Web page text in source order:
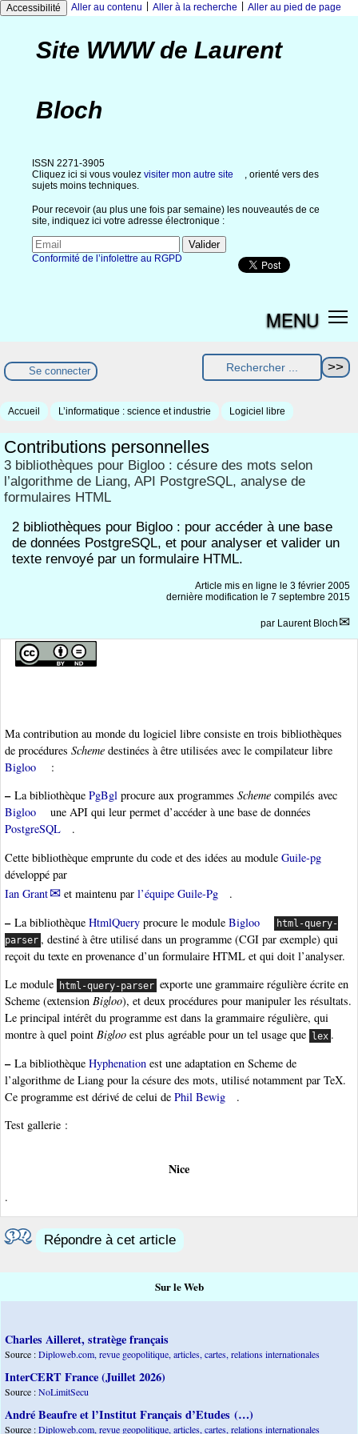
Accessibilité Aller au contenu Aller à la recherche Aller au pied de page
Site WWW de Laurent
Bloch
ISSN 2271-3905
Cliquez ici si vous voulez visiter mon autre site
, orienté vers des
sujets moins techniques.
Pour recevoir (au plus une fois par semaine) les nouveautés de ce
site, indiquez ici votre adresse électronique :
Conformité de l’infolettre au RGPD
MENU
Se connecter
Accueil L’informatique : science et industrie Logiciel libre
Contributions personnelles
3 bibliothèques pour Bigloo : césure des mots selon
l’algorithme de Liang, API PostgreSQL, analyse de
formulaires HTML
2 bibliothèques pour Bigloo : pour accéder à une base
de données PostgreSQL, et pour analyser et valider un
texte renvoyé par un formulaire HTML.
Article mis en ligne le 3 février 2005
dernière modification le 7 septembre 2015
par Laurent Bloch
Ma contribution au monde du logiciel libre consiste en trois bibliothèques
de procédures Scheme destinées à être utilisées avec le compilateur libre
Bigloo
:
–La bibliothèque PgBgl procure aux programmes Scheme compilés avec
Bigloo
une API qui leur permet d’accéder à une base de données
PostgreSQL
.
Cette bibliothèque emprunte du code et des idées au module Guile-pg
développé par
Ian Grant
et maintenu par l’équipe Guile-Pg .
–La bibliothèque HtmlQuery procure le module Bigloo
html-query-
parser , destiné à être utilisé dans un programme (CGI par exemple) qui
reçoit du texte en provenance d’un formulaire HTML et qui doit l’analyser.
Le module
html-query-parser exporte une grammaire régulière écrite en
Scheme (extension Bigloo), et deux procédures pour manipuler les résultats.
Le principal intérêt du programme est dans la grammaire régulière, qui
montre à quel point Bigloo est plus agréable pour un tel usage que lex .
–La bibliothèque Hyphenation est une adaptation en Scheme de
l’algorithme de Liang pour la césure des mots, utilisé notamment par TeX.
Ce programme est dérivé de celui de Phil Bewig
.
Test gallerie :
Nice
.
Répondre à cet article
Sur le Web
Charles Ailleret, stratège français
Source :Diploweb.com, revue geopolitique, articles, cartes, relations internationales
InterCERT France (Juillet 2026)
Source :NoLimitSecu
André Beaufre et l’Institut Français d’Etudes (…)
Source :Diploweb.com, revue geopolitique, articles, cartes, relations internationales